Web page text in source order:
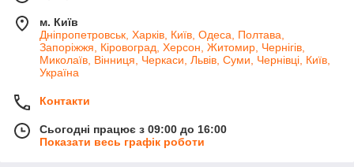
м. Київ
Дніпропетровськ, Харків, Київ, Одеса, Полтава,
Запоріжжя, Кіровоград, Херсон, Житомир, Чернігів,
Миколаїв, Вінниця, Черкаси, Львів, Суми, Чернівці, Київ,
Україна
Контакти
Сьогодні працює з 09:00 до 16:00
Показати весь графік роботи